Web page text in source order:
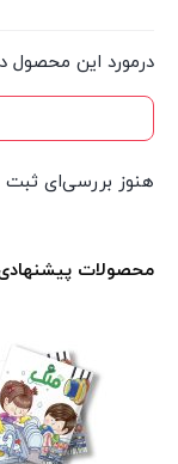
درمورد این محصول
هنوز بررسی‌ای
محصولات